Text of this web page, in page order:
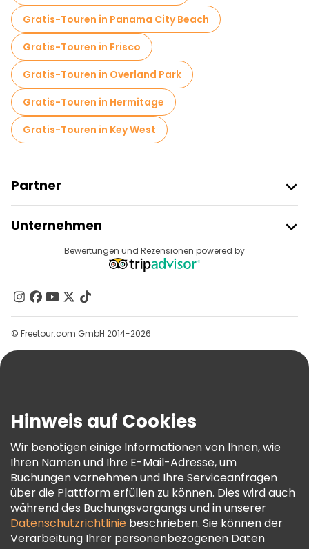
Gratis-Touren in Panama City Beach
Gratis-Touren in Frisco
Gratis-Touren in Overland Park
Gratis-Touren in Hermitage
Gratis-Touren in Key West
Partner
Anbieter-Anmeldung
Affiliate-Programm
Unternehmen
Reiseziele
Kontakt
Gruppen
Hilfe
AGB Und Rechtliches
Cookie-Richtlinie
Freetour Auszeichnungen
Treueprogramm
Bewertungen und Rezensionen powered by
© Freetour.com GmbH 2014-2026
Hinweis auf Cookies
Wir benötigen einige Informationen von Ihnen, wie
Ihren Namen und Ihre E-Mail-Adresse, um
Buchungen vornehmen und Ihre Serviceanfragen
über die Plattform erfüllen zu können. Dies wird auch
während des Buchungsvorgangs und in unserer
Datenschutzrichtlinie beschrieben. Sie können der
Verarbeitung Ihrer personenbezogenen Daten